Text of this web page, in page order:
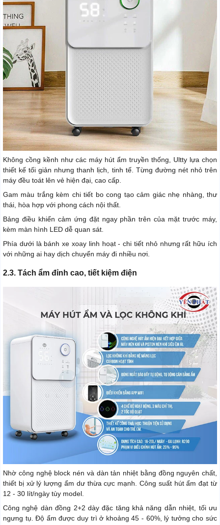
Không cồng kềnh như các máy hút ẩm truyền thống, Ultty lựa chọn
thiết kế tối giản nhưng thanh lịch, tinh tế. Từng đường nét nhỏ trên
máy đều toát lên vẻ hiện đại, cao cấp.
Gam màu trắng kèm chi tiết bo cong tạo cảm giác nhẹ nhàng, thư
thái, hòa hợp với phong cách nội thất.
Bảng điều khiển cảm ứng đặt ngay phần trên của mặt trước máy,
kèm màn hình LED dễ quan sát.
Phía dưới là bánh xe xoay linh hoạt - chi tiết nhỏ nhưng rất hữu ích
với những ai hay dịch chuyển máy đi nhiều nơi.
2.3. Tách ẩm đỉnh cao, tiết kiệm điện
Nhờ công nghệ block nén và dàn tản nhiệt bằng đồng nguyên chất,
thiết bị xử lý lượng ẩm dư thừa cực mạnh. Công suất hút ẩm đạt từ
12 - 30 lít/ngày tùy model.
Công nghệ dàn đồng 2+2 dày đặc tăng khả năng dẫn nhiệt, tối ưu
ngưng tụ. Độ ẩm được duy trì ở khoảng 45 - 60%, lý tưởng cho sức